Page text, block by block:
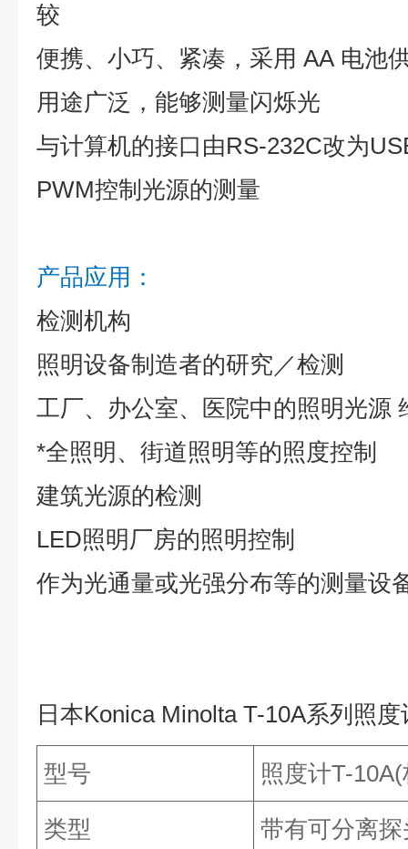
较
便携、小巧、紧凑，采用 AA 电池
用途广泛，能够测量闪烁光
与计算机的接口由RS-232C改为
PWM控制光源的测量
产品应用：
检测机构
照明设备制造者的研究／检测
工厂、办公室、医院中的照明光源
*全照明、街道照明等的照度控制
建筑光源的检测
LED照明厂房的照明控制
作为光通量或光强分布等的测量设
日本Konica Minolta T-10A系列照
型号 照度计T-
类型 带有可分离